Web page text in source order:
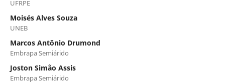
UFRPE
Moisés Alves Souza
UNEB
Marcos Antônio Drumond
Embrapa Semiárido
Joston Simão Assis
Embrapa Semiárido